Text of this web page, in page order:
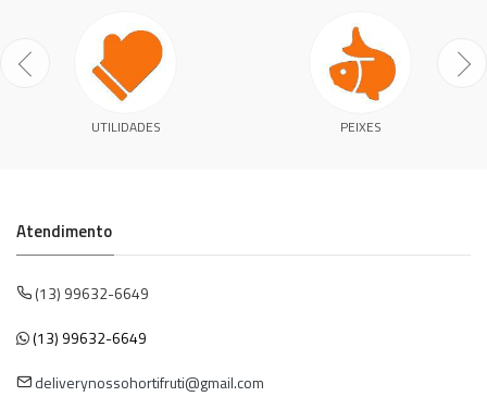
UTILIDADES PEIXES
Atendimento
(13) 99632-6649
(13) 99632-6649
deliverynossohortifruti@gmail.com